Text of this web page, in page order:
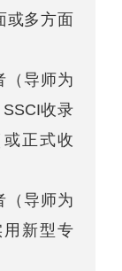
或多方面
（导师为
收录
正式收
（导师为
新型专